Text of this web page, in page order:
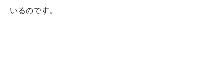
いるのです。